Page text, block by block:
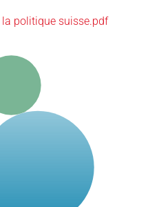
politique suisse.pdf